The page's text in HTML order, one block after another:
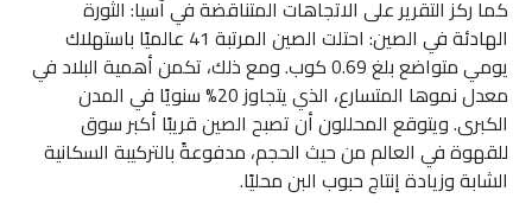
كما ركز التقرير على الاتجاهات المتناقضة في آسيا: الثورة
الهادئة في الصين: احتلت الصين المرتبة 41 عالميًا باستهلاك
يومي متواضع بلغ 0.69 كوب. ومع ذلك، تكمن أهمية البلاد في
معدل نموها المتسارع، الذي يتجاوز 20% سنويًا في المدن
الكبرى. ويتوقع المحللون أن تصبح الصين قريبًا أكبر سوق
للقهوة في العالم من حيث الحجم، مدفوعةً بالتركيبة السكانية
الشابة وزيادة إنتاج حبوب البن محليًا.